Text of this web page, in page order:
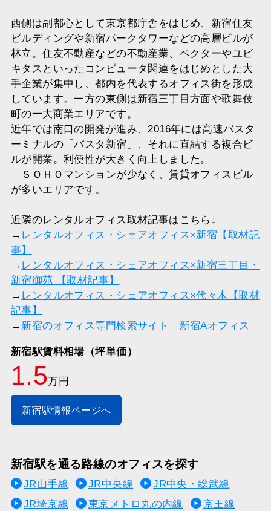
西側は副都心として東京都庁舎をはじめ、新宿住友
ビルディングや新宿パークタワーなどの高層ビルが
林立。住友不動産などの不動産業、ベクターやユビ
キタスといったコンピュータ関連をはじめとした大
手企業が集中し、都内を代表するオフィス街を形成
しています。一方の東側は新宿三丁目方面や歌舞伎
町の一大商業エリアです。
近年では南口の開発が進み、2016年には高速バスタ
ーミナルの「バスタ新宿」、それに直結する複合ビ
ルが開業。利便性が大きく向上しました。
ＳＯＨＯマンションが少なく、賃貸オフィスビル
が多いエリアです。
近隣のレンタルオフィス取材記事はこちら↓
→ レンタルオフィス・シェアオフィス×新宿【取材記
事】
→ レンタルオフィス・シェアオフィス×新宿三丁目・
新宿御苑 【取材記事】
→ レンタルオフィス・シェアオフィス×代々木【取材
記事】
→ 新宿のオフィス専門検索サイト 新宿Aオフィス
新宿駅賃料相場（坪単価）
1.5万円
新宿駅情報ページへ
新宿駅を通る路線のオフィスを探す
JR山手線 JR中央線
JR中央・総武線
JR埼京線
東京メトロ丸の内線
京王線